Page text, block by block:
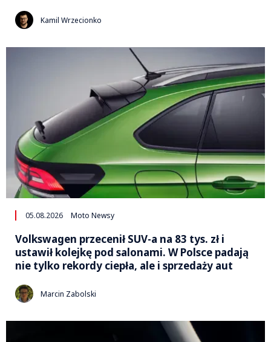
Kamil Wrzecionko
05.08.2026 Moto Newsy
Volkswagen przecenił SUV-a na 83 tys. zł i
ustawił kolejkę pod salonami. W Polsce padają
nie tylko rekordy ciepła, ale i sprzedaży aut
Marcin Zabolski